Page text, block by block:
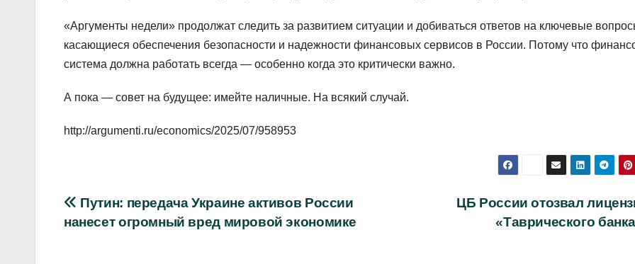
«Аргументы недели» продолжат следить за развитием ситуации и добиваться ответов на ключевые
касающиеся обеспечения безопасности и надежности финансовых сервисов в России. Потому что
система должна работать всегда — особенно когда это критически важно.
А пока — совет на будущее: имейте наличные. На всякий случай.
http://argumenti.ru/economics/2025/07/958953
Навигация
ЦБ России отозвал
«Таврического
Путин: передача Украине активов России
нанесет огромный вред мировой экономике